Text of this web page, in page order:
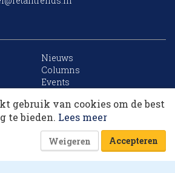
Nieuws
Columns
Events
Sitemap
is powered by
gebruik van cookies om de best
te bieden. Lees meer
Weigeren Accepteren